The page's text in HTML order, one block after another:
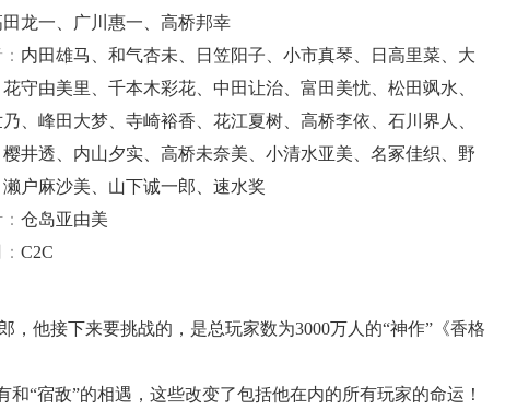
田龙一、广川惠一、高桥邦幸
内田雄马 和气杏未 日笠阳子 小市真琴 日高里菜
大
花守由美里 千本木彩花 中田让治 富田美忧 松田飒水
峰田大梦 寺崎裕香 花江夏树 高桥李依 石川界人
樱井透 内山夕实 高桥未奈美 小清水亚美 名冢佳织
野
濑户麻沙美 山下诚一郎
速水奖
仓岛亚由美
C2C
，他接下来要挑战的，是总玩家数为3000万人的“神作”《香格
“宿敌”的相遇，这些改变了包括他在内的所有玩家的命运！